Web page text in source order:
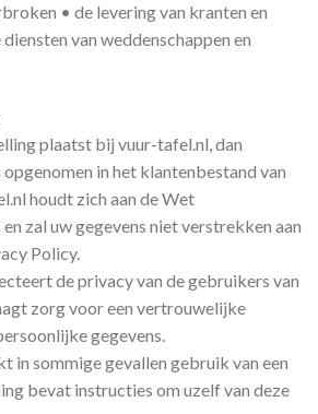
• de levering van kranten en
van weddenschappen en
plaatst bij vuur-tafel.nl, dan
in het klantenbestand van
houdt zich aan de Wet
zal uw gegevens niet verstrekken aan
Policy.
de privacy van de gebruikers van
zorg voor een vertrouwelijke
gegevens.
in sommige gevallen gebruik van een
bevat instructies om uzelf van deze